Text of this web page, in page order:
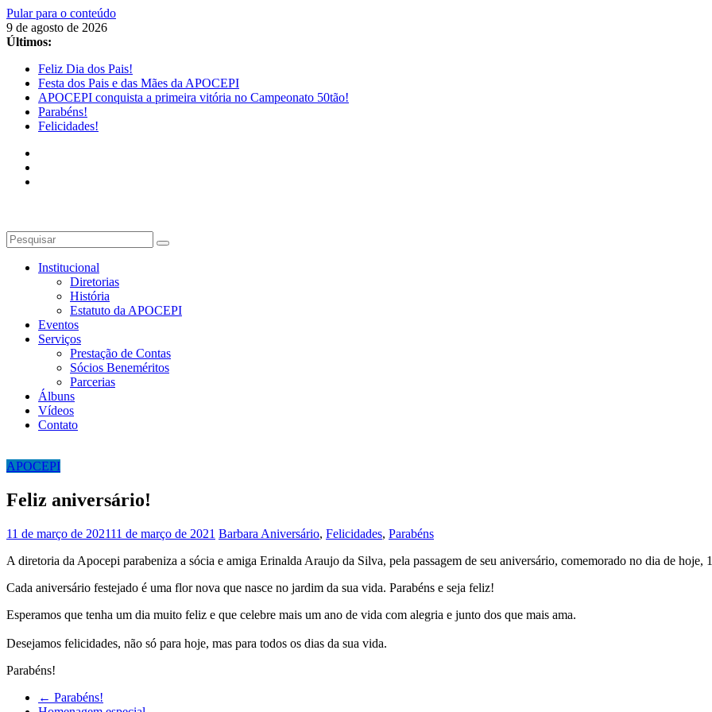
Pular para o conteúdo
9 de agosto de 2026
Últimos:
Feliz Dia dos Pais!
Festa dos Pais e das Mães da APOCEPI
APOCEPI conquista a primeira vitória no Campeonato 50tão!
Parabéns!
Felicidades!
Institucional
Diretorias
História
Estatuto da APOCEPI
Eventos
Serviços
Prestação de Contas
Sócios Beneméritos
Parcerias
Álbuns
Vídeos
Contato
APOCEPI
Feliz aniversário!
11 de março de 202111 de março de 2021 Barbara Aniversário, Felicidades, Parabéns
A diretoria da Apocepi parabeniza a sócia e amiga Erinalda Araujo da Silva, pela passagem de seu aniversário, comemorado no dia de hoje,
Cada aniversário festejado é uma flor nova que nasce no jardim da sua vida. Parabéns e seja feliz!
Esperamos que tenha um dia muito feliz e que celebre mais um ano de vida com alegria e junto dos que mais ama.
Desejamos felicidades, não só para hoje, mas para todos os dias da sua vida.
Parabéns!
← Parabéns!